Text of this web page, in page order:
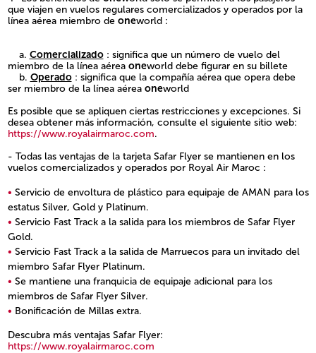
que viajen en vuelos regulares comercializados y operados por la
línea aérea miembro de oneworld :
a. Comercializado: significa que un número de vuelo del
miembro de la línea aérea oneworld debe figurar en su billete
b. Operado: significa que la compañía aérea que opera debe
ser miembro de la línea aérea oneworld
Es posible que se apliquen ciertas restricciones y excepciones. Si
desea obtener más información, consulte el siguiente sitio web:
https://www.royalairmaroc.com.
- Todas las ventajas de la tarjeta Safar Flyer se mantienen en los
vuelos comercializados y operados por Royal Air Maroc :
Servicio de envoltura de plástico para equipaje de AMAN para los
estatus Silver, Gold y Platinum.
Servicio Fast Track a la salida para los miembros de Safar Flyer
Gold.
Servicio Fast Track a la salida de Marruecos para un invitado del
miembro Safar Flyer Platinum.
Se mantiene una franquicia de equipaje adicional para los
miembros de Safar Flyer Silver.
Bonificación de Millas extra.
Descubra más ventajas Safar Flyer:
https://www.royalairmaroc.com